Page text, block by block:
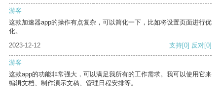
游客
这款加速器app的操作有点复杂，可以简化一下，比如将设置页面进行优
化。
2023-12-12
支持[0] 反对[0]
游客
这款app的功能非常强大，可以满足我所有的工作需求。我可以使用它来
编辑文档、制作演示文稿、管理日程安排等。